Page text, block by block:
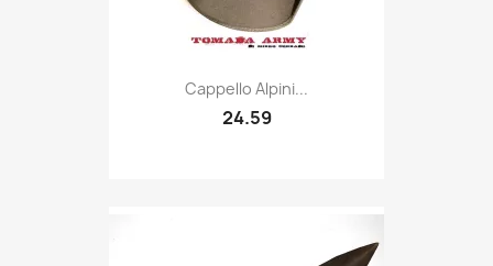
Quick view
Cappello Alpini...
24.59